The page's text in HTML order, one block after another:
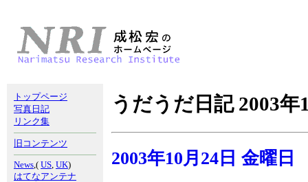
トップページ
写真日記
リンク集
旧コンテンツ
News,( US, UK)
はてなアンテナ
うだうだ日記 2003年
2003年10月24日 金曜日